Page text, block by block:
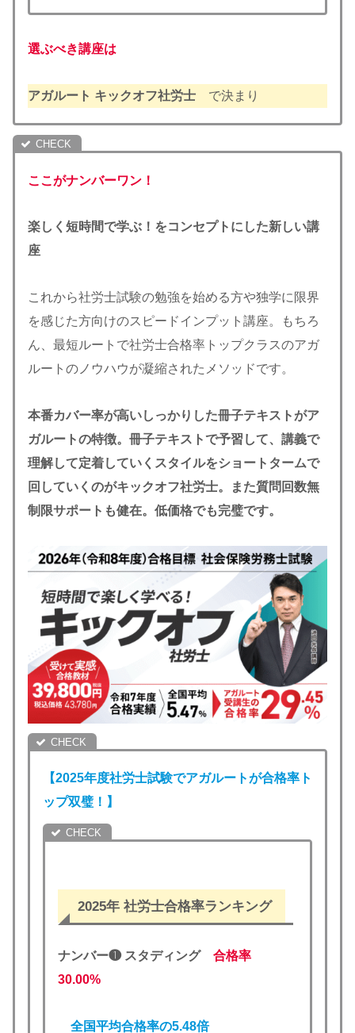
選ぶべき講座は
アガルート キックオフ社労士 で決まり
ここがナンバーワン ！
楽しく短時間で学ぶ！をコンセプトにした新しい講
座
これから社労士試験の勉強を始める方や独学に限界
を感じた方向けのスピードインプット講座。もちろ
ん、最短ルートで社労士合格率トップクラスのアガ
ルートのノウハウが凝縮されたメソッドです。
本番カバー率が高いしっかりした冊子テキストがア
ガルートの特徴。冊子テキストで予習して、講義で
理解して定着していくスタイルをショートタームで
回していくのがキックオフ社労士。また質問回数無
制限サポートも健在。低価格でも完璧です。
【2025年度社労士試験でアガルートが合格率ト
ップ双璧！】
2025年 社労士合格率ランキング
ナンバー❶ スタディング合格率
30.00%
全国平均合格率の5.48倍